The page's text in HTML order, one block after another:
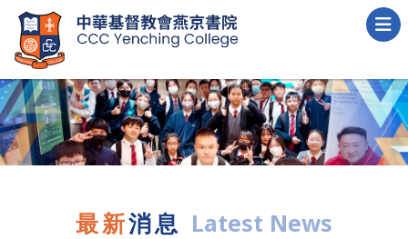
最新消息 Latest News